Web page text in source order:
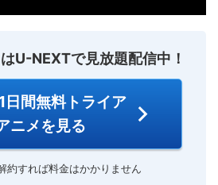
U-NEXTで見放題配信中！
間無料トライア
ニメを見る
約すれば料金はかかりません